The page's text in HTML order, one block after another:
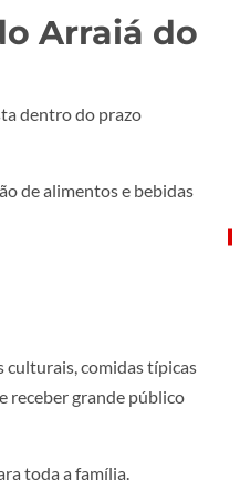
Arraiá do
dentro do prazo
de alimentos e bebidas
culturais, comidas típicas
receber grande público
toda a família.